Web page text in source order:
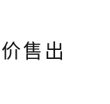
售出